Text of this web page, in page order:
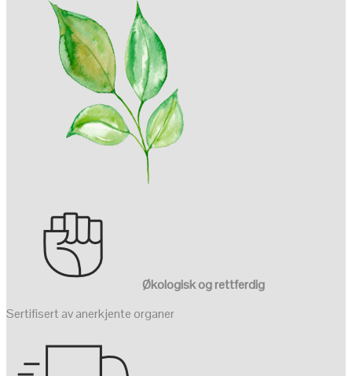
Økologisk og rettferdig
Sertifisert av anerkjente organer